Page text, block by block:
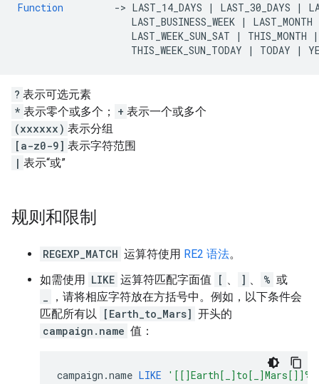
Function -> LAST_14_DAYS | LAST_30_DAYS |
LAST_BUSINESS_WEEK | LAST_MONTH
LAST_WEEK_SUN_SAT
| THIS_MONTH
|
THIS_WEEK_SUN_TODAY
| TODAY |
? 表示可选元素
* 表示零个或多个； + 表示一个或多个
(xxxxxx) 表示分组
[a-z0-9] 表示字符范围
| 表示“或”
规则和限制
REGEXP_MATCH 运算符使用 RE2 语法。
如需使用 LIKE 运算符匹配字面值 [ 、 ] 、 % 或
，请将相应字符放在方括号中。例如，以下条件会
匹配所有以
[Earth_to_Mars] 开头的
campaign.name 值：
campaign .name LIKE '[[]Earth[_]to[_]Mars[]]%'